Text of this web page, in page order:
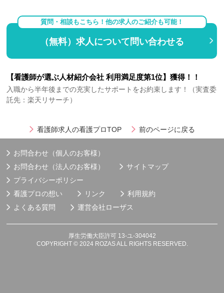
質問・相談もこちら！他の求人のご紹介も可能！
（無料）求人について問い合わせる
【看護師が選ぶ人材紹介会社 利用満足度第1位】獲得！！
入職から半年後までの充実したサポートをお約束します！（実査委
託先：楽天リサーチ）
看護師求人の看護プロTOP 前のページに戻る
お問合わせ（個人のお客様）
お問合わせ（法人のお客様）
サイトマップ
プライバシーポリシー
看護プロの想い
リンク
利用規約
よくある質問
運営会社ローザス
厚生労働大臣許可 13-ユ-304042
COPYRIGHT © 2024 ROZAS ALL RIGHTS RESERVED.